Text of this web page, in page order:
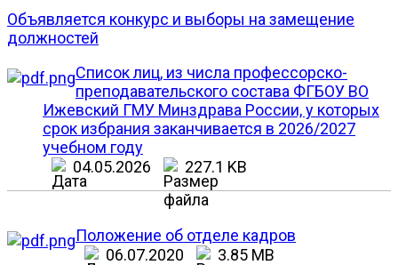
Объявляется конкурс и выборы на замещение
должностей
Список лиц, из числа профессорско-
преподавательского состава ФГБОУ ВО
Ижевский ГМУ Минздрава России, у которых
срок избрания заканчивается в 2026/2027
учебном году
04.05.2026
227.1 KB
Положение об отделе кадров
06.07.2020
3.85 MB